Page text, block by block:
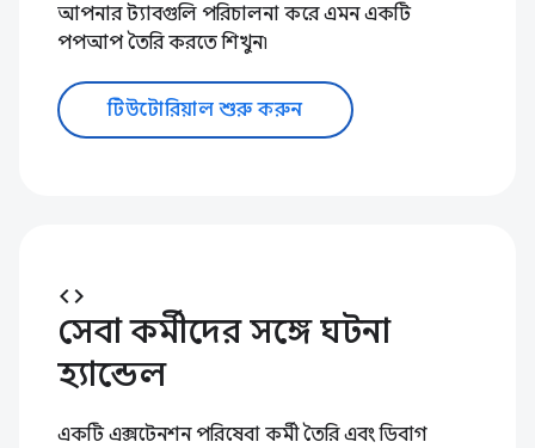
আপনার ট্যাবগুলি পরিচালনা করে এমন একটি
পপআপ তৈরি করতে শিখুন৷
টিউটোরিয়াল শুরু করুন
code
সেবা কর্মীদের সঙ্গে ঘটনা
হ্যান্ডেল
একটি এক্সটেনশন পরিষেবা কর্মী তৈরি এবং ডিবাগ